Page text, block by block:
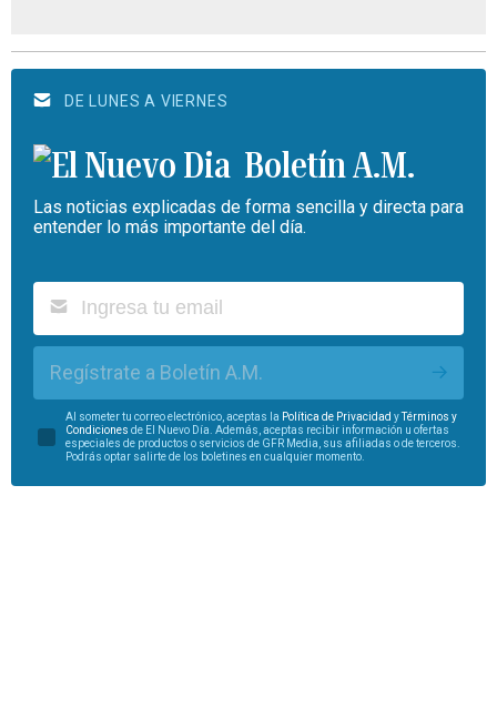
DE LUNES A VIERNES
Boletín A.M.
Las noticias explicadas de forma sencilla y directa para
entender lo más importante del día.
Regístrate a Boletín A.M.
Al someter tu correo electrónico, aceptas la Política de Privacidad yTérminos y
Condiciones de El Nuevo Día. Además, aceptas recibir información u ofertas
especiales de productos o servicios de GFR Media, sus afiliadas o de terceros.
Podrás optar salirte de los boletines en cualquier momento.